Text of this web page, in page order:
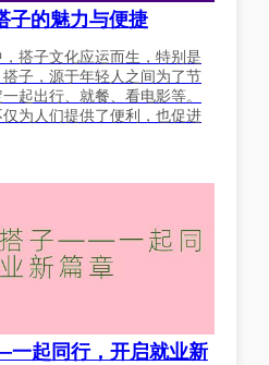
子的魅力与便捷
搭子文化应运而生，特别是
子，源于年轻人之间为了节
起出行、就餐、看电影等。
为人们提供了便利，也促进
起同行，开启就业新